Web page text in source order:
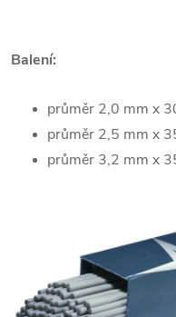
Balení:
průměr 2,0 mm x
průměr 2,5 mm x
průměr 3,2 mm x